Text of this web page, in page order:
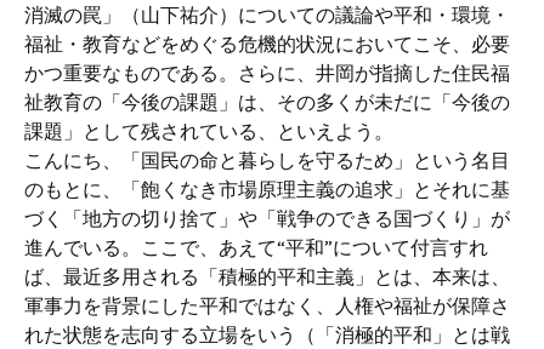
消滅の罠」（山下祐介）についての議論や平和・環境・
福祉・教育などをめぐる危機的状況においてこそ、必要
かつ重要なものである。さらに、井岡が指摘した住民福
祉教育の「今後の課題」は、その多くが未だに「今後の
課題」として残されている、といえよう。
こんにち、「国民の命と暮らしを守るため」という名目
のもとに、「飽くなき市場原理主義の追求」とそれに基
づく「地方の切り捨て」や「戦争のできる国づくり」が
進んでいる。ここで、あえて“平和”について付言すれ
ば、最近多用される「積極的平和主義」とは、本来は、
軍事力を背景にした平和ではなく、人権や福祉が保障さ
れた状態を志向する立場をいう（「消極的平和」とは戦